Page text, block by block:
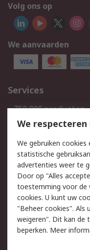
Volg ons op
We aanvaarden
Services
750.000 producten
Bestellen
Track & Trace
Wettelijk
Cookiebeleid
Privacybeleid
Algemene
We respecteren
We gebruiken
statistische
advertenties weer te
Door op "Alles
toestemming voor de
cookies. U kunt uw
"Beheer cookies". Als
weigeren". Dit kan de
beperken. Meer